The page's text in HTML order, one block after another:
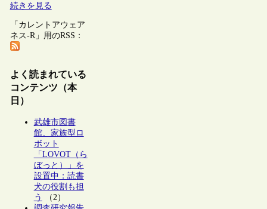
続きを見る
「カレントアウェア
ネス-R」用のRSS：
よく読まれている
コンテンツ（本
日）
武雄市図書
館、家族型ロ
ボット
「LOVOT（ら
ぼっと）」を
設置中：読書
犬の役割も担
う
（2）